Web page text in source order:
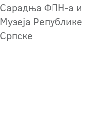
Сарадња ФПН-а и
Музеја Републике
Српске